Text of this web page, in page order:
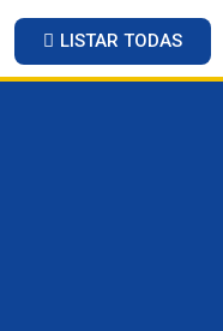
LISTAR TODAS